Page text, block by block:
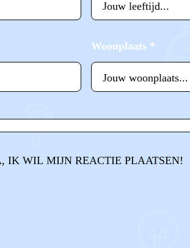
Woonplaats *
IK WIL MIJN REACTIE PLAATSEN!